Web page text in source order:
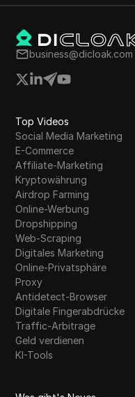
business@dicloak.com
Top Videos
Social Media Marketing
E-Commerce
Affiliate-Marketing
Kryptowährung
Airdrop Farming
Online-Werbung
Dropshipping
Web-Scraping
Digitales Marketing
Online-Privatsphäre
Proxy
Antidetect-Browser
Digitale Fingerabdrücke
Traffic-Arbitrage
Geld verdienen
KI-Tools